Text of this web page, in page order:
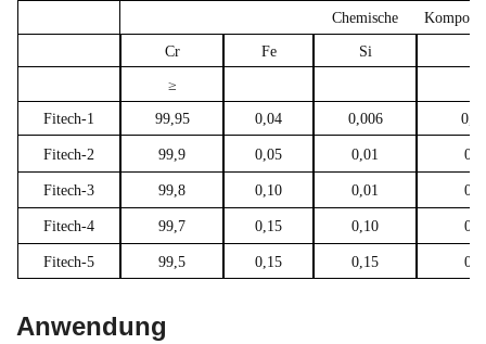
Chemische
Cr Fe Si
≥
Fitech-1 99,95 0,04 0,006
Fitech-2 99,9 0,05 0,01
Fitech-3 99,8 0,10 0,01
Fitech-4 99,7 0,15 0,10
Fitech-5 99,5 0,15 0,15
Anwendung